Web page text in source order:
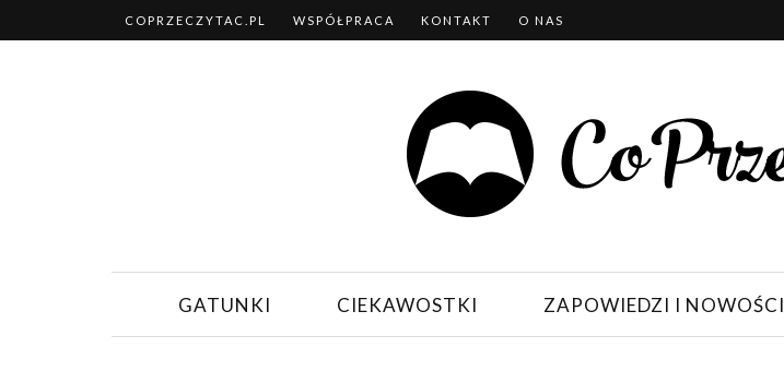
COPRZECZYTAC.PL WSPÓŁPRACA KONTAKT O NAS
GATUNKI CIEKAWOSTKI ZAPOWIEDZI I NOWOŚCI